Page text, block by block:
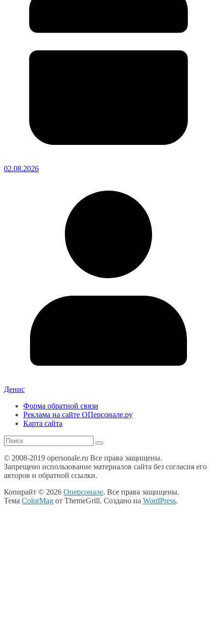
02.08.2026
Денис
Форма обратной связи
Реклама на сайте ОПерсонале.ру
Карта сайта
© 2008-2019 opersonale.ru Все права защищены.
Запрещено использование материалов сайта без согласия его
авторов и обратной ссылки.
Копирайт © 2026 Оперсонале. Все права защищены.
Тема ColorMag от ThemeGrill. Создано на WordPress.